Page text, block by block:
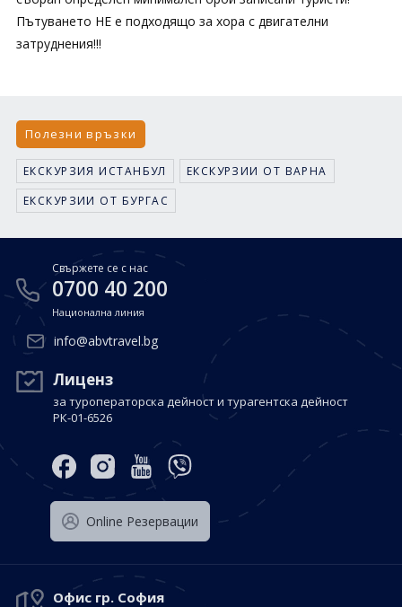
Пътуването НЕ е подходящо за хора с двигателни
затруднения!!!
Полезни връзки
ЕКСКУРЗИЯ ИСТАНБУЛ
ЕКСКУРЗИИ ОТ ВАРНА
ЕКСКУРЗИИ ОТ БУРГАС
Свържете се с нас
0700 40 200
Национална линия
info@abvtravel.bg
Лиценз
за туроператорска дейност и турагентска дейност
РК-01-6526
Оnline Резервации
Офис гр. София